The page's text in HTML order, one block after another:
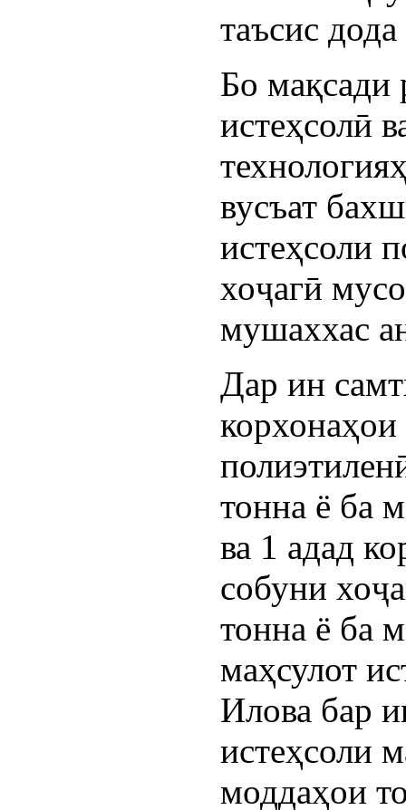
таъсис
Бо мақсади
истеҳсолӣ
вусъат
истеҳсоли
хоҷагӣ
мушаххас
Дар ин
корхонаҳои
тонна ё ба
ва 1 адад
собуни
тонна ё ба
маҳсулот
Илова бар
истеҳсоли
моддаҳои